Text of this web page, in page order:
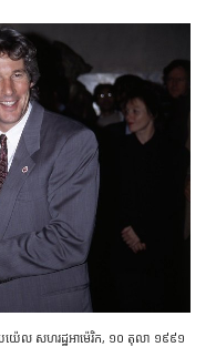
យ៉េល សហរដ្ឋអាម៉េរិក, ១០ តុលា ១៩៩១